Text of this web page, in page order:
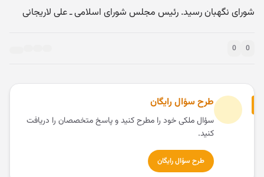
شورای نگهبان رسید. رئیس مجلس شورای اسلامی ـ علی لاریجانی
0
0
طرح سؤال رایگان
سؤال ملکی خود را مطرح کنید و پاسخ متخصصان را دریافت
کنید.
طرح سؤال رایگان